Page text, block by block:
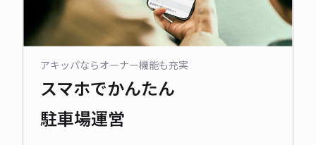
アキッパならオーナー機能も充実
スマホでかんたん
駐車場運営